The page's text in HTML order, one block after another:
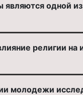
одной
религии на
молодежи